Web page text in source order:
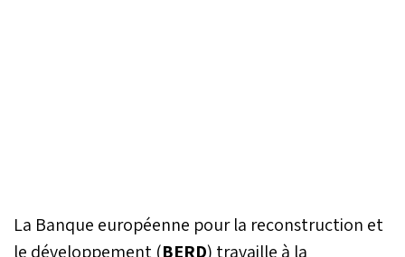
La Banque européenne pour la reconstruction et
le développement (BERD) travaille à la